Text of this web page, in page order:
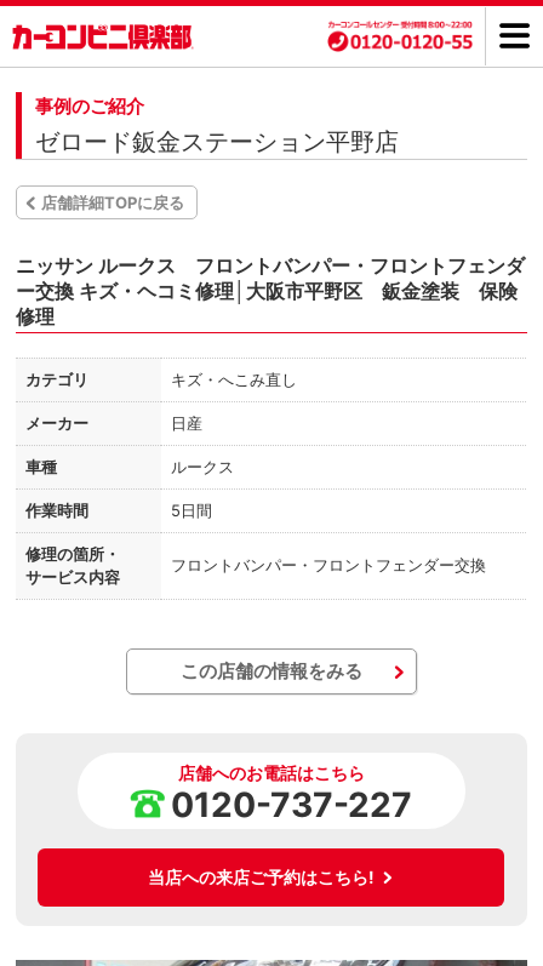
事例のご紹介
ゼロード鈑金ステーション平野店
店舗詳細TOPに戻る
ニッサン ルークス フロントバンパー・フロントフェンダ
ー交換 キズ・ヘコミ修理│大阪市平野区 鈑金塗装 保険
修理
カテゴリ キズ・へこみ直し
メーカー 日産
車種 ルークス
作業時間 5日間
修理の箇所・
サービス内容
フロントバンパー・フロントフェンダー交換
この店舗の情報をみる
店舗へのお電話はこちら
0120-737-227
当店への来店ご予約はこちら!